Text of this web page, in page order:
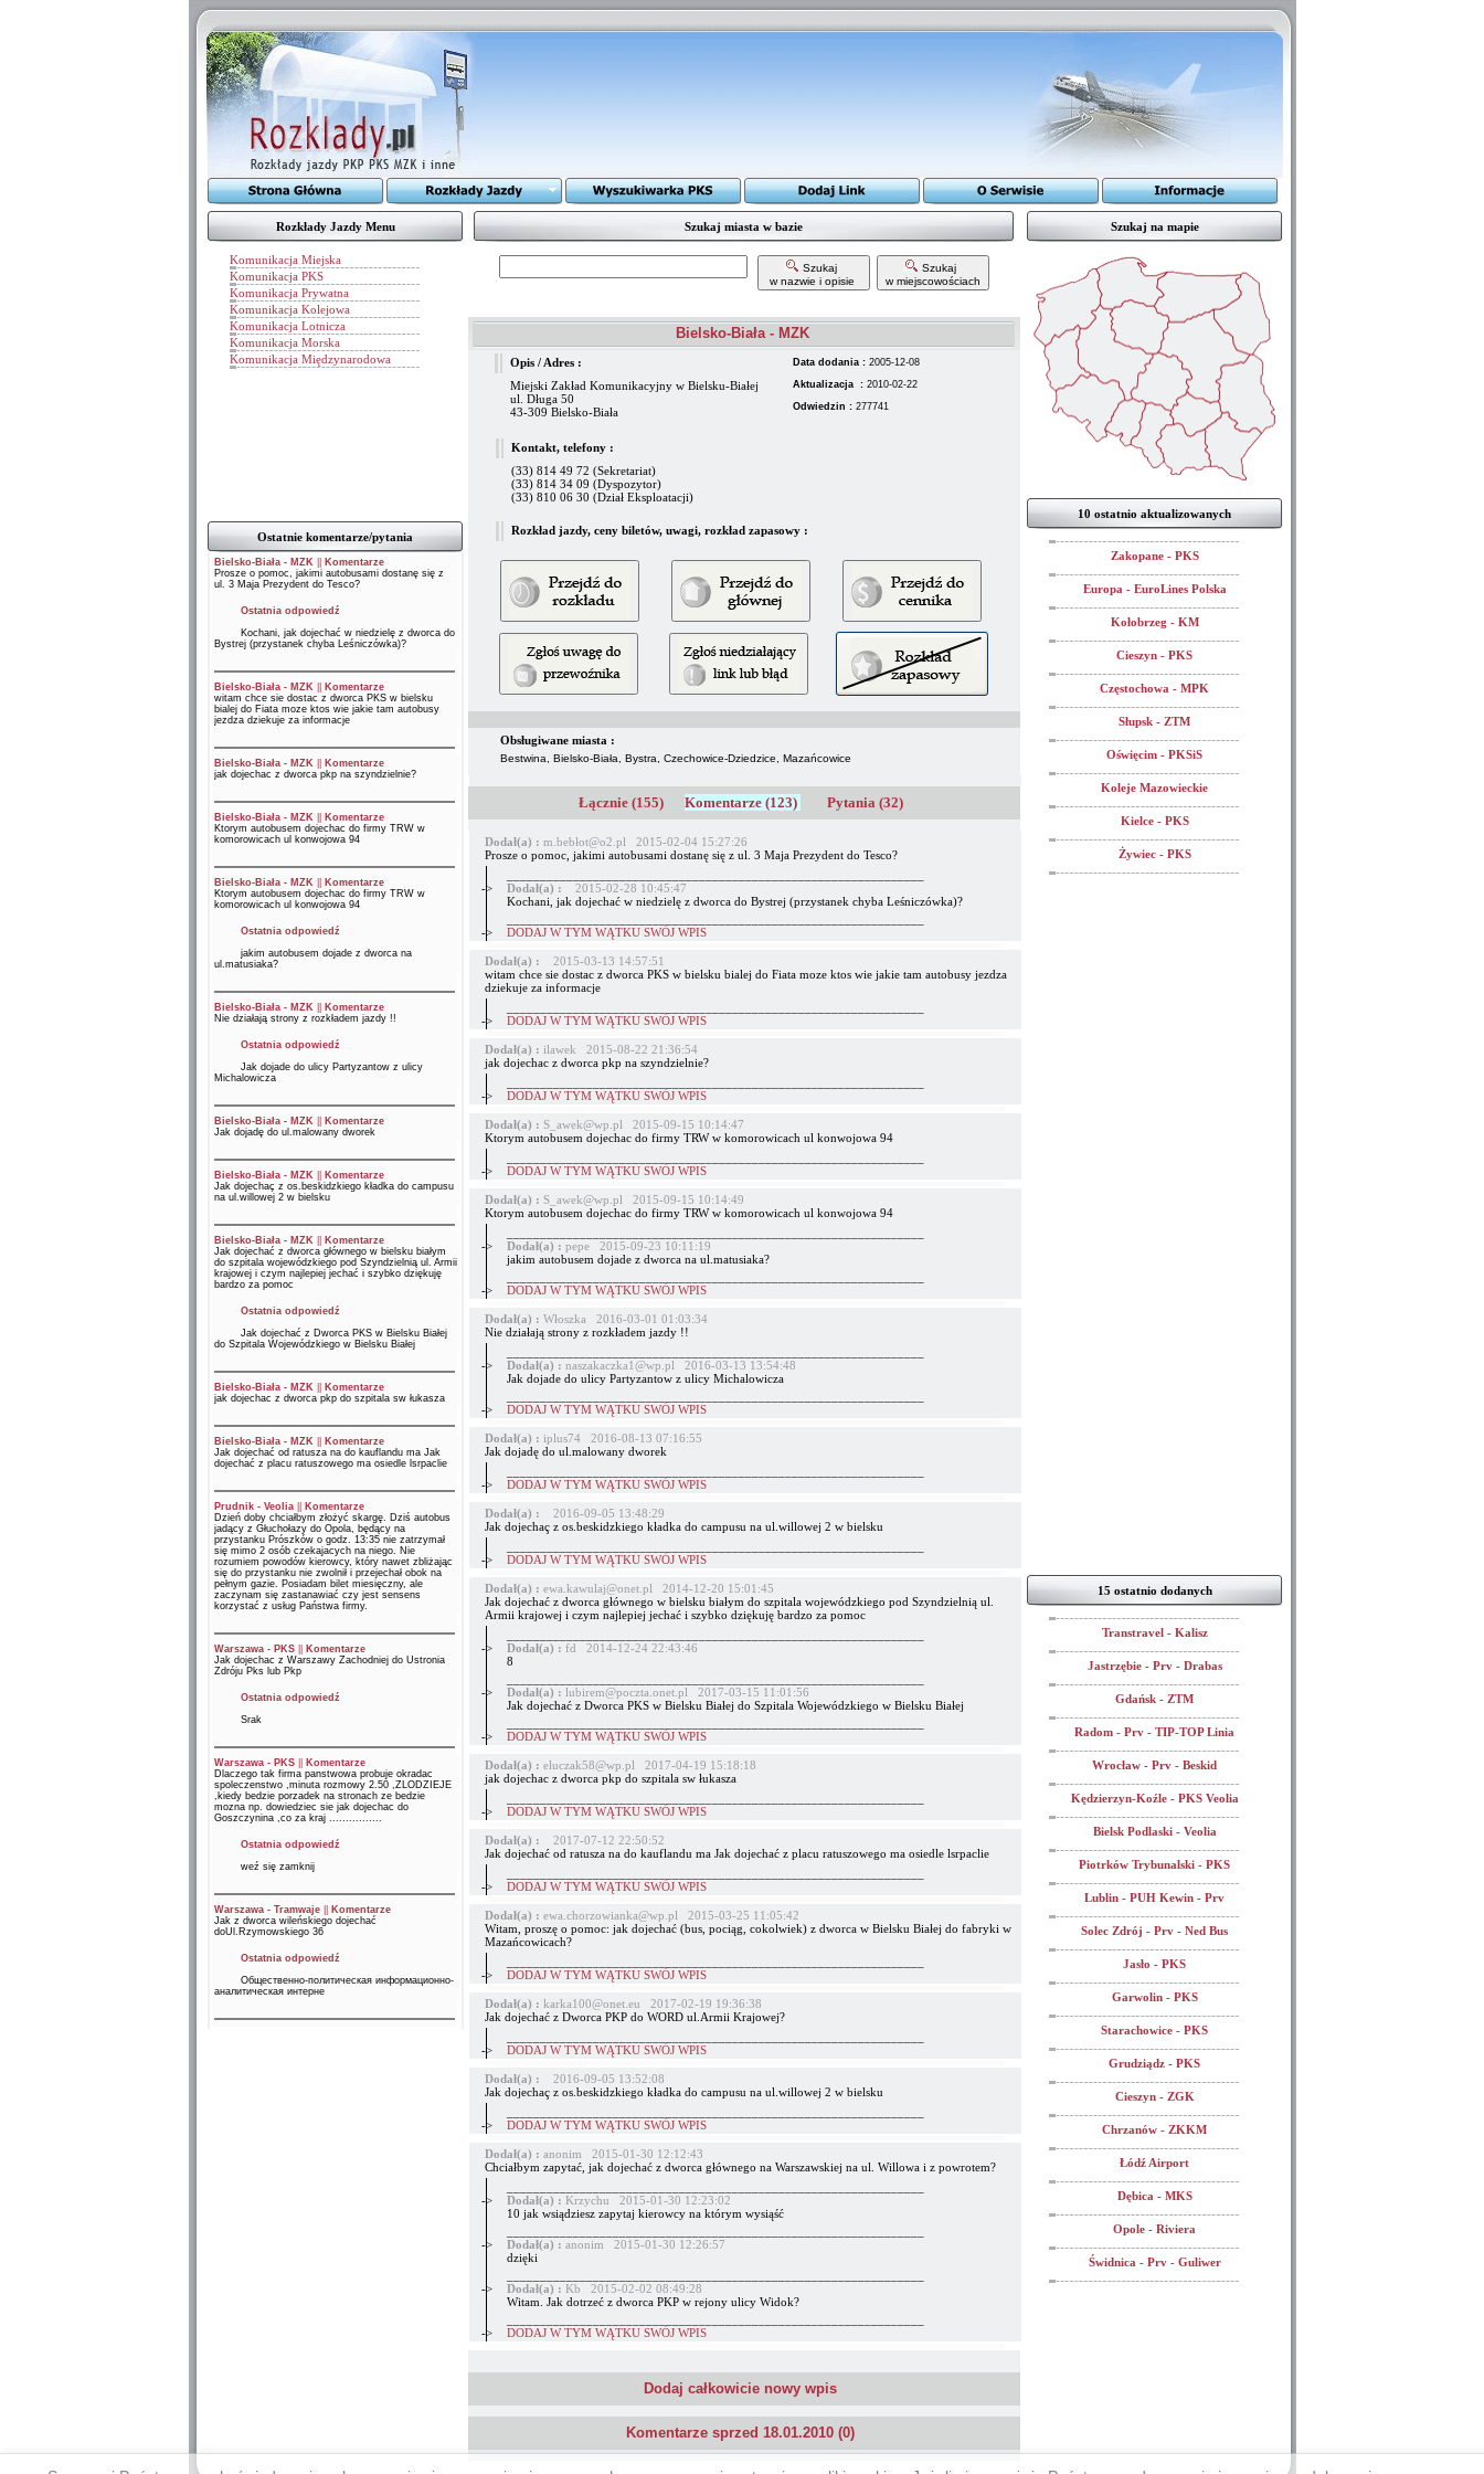
Rozkłady Jazdy Menu
Komunikacja Miejska
Komunikacja PKS
Komunikacja Prywatna
Komunikacja Kolejowa
Komunikacja Lotnicza
Komunikacja Morska
Komunikacja Międzynarodowa
Ostatnie komentarze/pytania
Bielsko-Biała - MZK||
Komentarze
Prosze o pomoc, jakimi autobusami dostanę się z
ul. 3 Maja Prezydent do Tesco?
Ostatnia odpowiedź
Kochani, jak dojechać w niedzielę z dworca do
Bystrej (przystanek chyba Leśniczówka)?
Bielsko-Biała - MZK||
Komentarze
witam chce sie dostac z dworca PKS w bielsku
bialej do Fiata moze ktos wie jakie tam autobusy
jezdza dziekuje za informacje
Bielsko-Biała - MZK||
Komentarze
jak dojechac z dworca pkp na szyndzielnie?
Bielsko-Biała - MZK||
Komentarze
Ktorym autobusem dojechac do firmy TRW w
komorowicach ul konwojowa 94
Bielsko-Biała - MZK||
Komentarze
Ktorym autobusem dojechac do firmy TRW w
komorowicach ul konwojowa 94
Ostatnia odpowiedź
jakim autobusem dojade z dworca na
ul.matusiaka?
Bielsko-Biała - MZK||
Komentarze
Nie działają strony z rozkładem jazdy !!
Ostatnia odpowiedź
Jak dojade do ulicy Partyzantow z ulicy
Michalowicza
Bielsko-Biała - MZK||
Komentarze
Jak dojadę do ul.malowany dworek
Bielsko-Biała - MZK||
Komentarze
Jak dojechaç z os.beskidzkiego kładka do campusu
na ul.willowej 2 w bielsku
Bielsko-Biała - MZK||
Komentarze
Jak dojechać z dworca głównego w bielsku białym
do szpitala wojewódzkiego pod Szyndzielnią ul. Armii
krajowej i czym najlepiej jechać i szybko dziękuję
bardzo za pomoc
Ostatnia odpowiedź
Jak dojechać z Dworca PKS w Bielsku Białej
do Szpitala Wojewódzkiego w Bielsku Białej
Bielsko-Biała - MZK||
Komentarze
jak dojechac z dworca pkp do szpitala sw łukasza
Bielsko-Biała - MZK||
Komentarze
Jak dojechać od ratusza na do kauflandu ma Jak
dojechać z placu ratuszowego ma osiedle lsrpaclie
Prudnik - Veolia||
Komentarze
Dzień doby chciałbym złożyć skargę. Dziś autobus
jadący z Głuchołazy do Opola, będący na
przystanku Prószków o godz. 13:35 nie zatrzymał
się mimo 2 osób czekajacych na niego. Nie
rozumiem powodów kierowcy, który nawet zbliżając
się do przystanku nie zwolnił i przejechał obok na
pełnym gazie. Posiadam bilet miesięczny, ale
zaczynam się zastanawiać czy jest sensens
korzystać z usług Państwa firmy.
Warszawa - PKS||
Komentarze
Jak dojechac z Warszawy Zachodniej do Ustronia
Zdróju Pks lub Pkp
Ostatnia odpowiedź
Srak
Warszawa - PKS||
Komentarze
Dlaczego tak firma panstwowa probuje okradac
spoleczenstwo ,minuta rozmowy 2.50 ,ZLODZIEJE
,kiedy bedzie porzadek na stronach ze bedzie
mozna np. dowiedziec sie jak dojechac do
Goszczynina ,co za kraj ................
Ostatnia odpowiedź
weź się zamknij
Warszawa - Tramwaje||
Komentarze
Jak z dworca wileńskiego dojechać
doUl.Rzymowskiego 36
Ostatnia odpowiedź
Общественно-политическая информационно-
аналитическая интерне
Szukaj miasta w bazie
Szukaj
w nazwie i opisie
Szukaj
w miejscowościach
Bielsko-Biała - MZK
Opis / Adres : Data dodania : 2005-12-08
Miejski Zakład Komunikacyjny w Bielsku-Białej
ul. Długa 50
43-309 Bielsko-Biała
Aktualizacja : 2010-02-22
Odwiedzin : 277741
Kontakt, telefony :
(33) 814 49 72 (Sekretariat)
(33) 814 34 09 (Dyspozytor)
(33) 810 06 30 (Dział Eksploatacji)
Rozkład jazdy, ceny biletów, uwagi, rozkład zapasowy :
Obsługiwane miasta :
Bestwina, Bielsko-Biała, Bystra, Czechowice-Dziedzice, Mazańcowice
Łącznie (155) Komentarze (123) Pytania (32)
Dodał(a) : m.bebłot@o2.pl 2015-02-04 15:27:26
Prosze o pomoc, jakimi autobusami dostanę się z ul. 3 Maja Prezydent do Tesco?
->
Dodał(a) :
2015-02-28 10:45:47
Kochani, jak dojechać w niedzielę z dworca do Bystrej (przystanek chyba Leśniczówka)?
->
DODAJ W TYM WĄTKU SWÓJ WPIS
Dodał(a) :
2015-03-13 14:57:51
witam chce sie dostac z dworca PKS w bielsku bialej do Fiata moze ktos wie jakie tam autobusy jezdza
dziekuje za informacje
->
DODAJ W TYM WĄTKU SWÓJ WPIS
Dodał(a) : ilawek 2015-08-22 21:36:54
jak dojechac z dworca pkp na szyndzielnie?
->
DODAJ W TYM WĄTKU SWÓJ WPIS
Dodał(a) : S_awek@wp.pl 2015-09-15 10:14:47
Ktorym autobusem dojechac do firmy TRW w komorowicach ul konwojowa 94
->
DODAJ W TYM WĄTKU SWÓJ WPIS
Dodał(a) : S_awek@wp.pl 2015-09-15 10:14:49
Ktorym autobusem dojechac do firmy TRW w komorowicach ul konwojowa 94
->
Dodał(a) : pepe 2015-09-23 10:11:19
jakim autobusem dojade z dworca na ul.matusiaka?
->
DODAJ W TYM WĄTKU SWÓJ WPIS
Dodał(a) : Włoszka 2016-03-01 01:03:34
Nie działają strony z rozkładem jazdy !!
->
Dodał(a) : naszakaczka1@wp.pl 2016-03-13 13:54:48
Jak dojade do ulicy Partyzantow z ulicy Michalowicza
->
DODAJ W TYM WĄTKU SWÓJ WPIS
Dodał(a) : iplus74 2016-08-13 07:16:55
Jak dojadę do ul.malowany dworek
->
DODAJ W TYM WĄTKU SWÓJ WPIS
Dodał(a) :
2016-09-05 13:48:29
Jak dojechaç z os.beskidzkiego kładka do campusu na ul.willowej 2 w bielsku
->
DODAJ W TYM WĄTKU SWÓJ WPIS
Dodał(a) : ewa.kawulaj@onet.pl 2014-12-20 15:01:45
Jak dojechać z dworca głównego w bielsku białym do szpitala wojewódzkiego pod Szyndzielnią ul.
Armii krajowej i czym najlepiej jechać i szybko dziękuję bardzo za pomoc
->
Dodał(a) : fd 2014-12-24 22:43:46
8
->
Dodał(a) : lubirem@poczta.onet.pl 2017-03-15 11:01:56
Jak dojechać z Dworca PKS w Bielsku Białej do Szpitala Wojewódzkiego w Bielsku Białej
->
DODAJ W TYM WĄTKU SWÓJ WPIS
Dodał(a) : eluczak58@wp.pl 2017-04-19 15:18:18
jak dojechac z dworca pkp do szpitala sw łukasza
->
DODAJ W TYM WĄTKU SWÓJ WPIS
Dodał(a) :
2017-07-12 22:50:52
Jak dojechać od ratusza na do kauflandu ma Jak dojechać z placu ratuszowego ma osiedle lsrpaclie
->
DODAJ W TYM WĄTKU SWÓJ WPIS
Dodał(a) : ewa.chorzowianka@wp.pl 2015-03-25 11:05:42
Witam, proszę o pomoc: jak dojechać (bus, pociąg, cokolwiek) z dworca w Bielsku Białej do fabryki w
Mazańcowicach?
->
DODAJ W TYM WĄTKU SWÓJ WPIS
Dodał(a) : karka100@onet.eu 2017-02-19 19:36:38
Jak dojechać z Dworca PKP do WORD ul.Armii Krajowej?
->
DODAJ W TYM WĄTKU SWÓJ WPIS
Dodał(a) :
2016-09-05 13:52:08
Jak dojechaç z os.beskidzkiego kładka do campusu na ul.willowej 2 w bielsku
->
DODAJ W TYM WĄTKU SWÓJ WPIS
Dodał(a) : anonim 2015-01-30 12:12:43
Chciałbym zapytać, jak dojechać z dworca głównego na Warszawskiej na ul. Willowa i z powrotem?
->
Dodał(a) : Krzychu 2015-01-30 12:23:02
10 jak wsiądziesz zapytaj kierowcy na którym wysiąść
->
Dodał(a) : anonim 2015-01-30 12:26:57
dzięki
->
Dodał(a) : Kb 2015-02-02 08:49:28
Witam. Jak dotrzeć z dworca PKP w rejony ulicy Widok?
->
DODAJ W TYM WĄTKU SWÓJ WPIS
Dodaj całkowicie nowy wpis
Komentarze sprzed 18.01.2010 (0)
Szukaj na mapie
10 ostatnio aktualizowanych
Zakopane - PKS
Europa - EuroLines Polska
Kołobrzeg - KM
Cieszyn - PKS
Częstochowa - MPK
Słupsk - ZTM
Oświęcim - PKSiS
Koleje Mazowieckie
Kielce - PKS
Żywiec - PKS
15 ostatnio dodanych
Transtravel - Kalisz
Jastrzębie - Prv - Drabas
Gdańsk - ZTM
Radom - Prv - TIP-TOP Linia
Wrocław - Prv - Beskid
Kędzierzyn-Koźle - PKS Veolia
Bielsk Podlaski - Veolia
Piotrków Trybunalski - PKS
Lublin - PUH Kewin - Prv
Solec Zdrój - Prv - Ned Bus
Jasło - PKS
Garwolin - PKS
Starachowice - PKS
Grudziądz - PKS
Cieszyn - ZGK
Chrzanów - ZKKM
Łódź Airport
Dębica - MKS
Opole - Riviera
Świdnica - Prv - Guliwer